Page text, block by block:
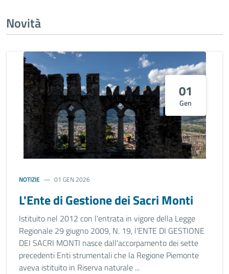
Novità
01
Gen
NOTIZIE 01 GEN 2026
L'Ente di Gestione dei Sacri Monti
Istituito nel 2012 con l'entrata in vigore della Legge
Regionale 29 giugno 2009, N. 19, l'ENTE DI GESTIONE
DEI SACRI MONTI nasce dall'accorpamento dei sette
precedenti Enti strumentali che la Regione Piemonte
aveva istituito in Riserva naturale ...